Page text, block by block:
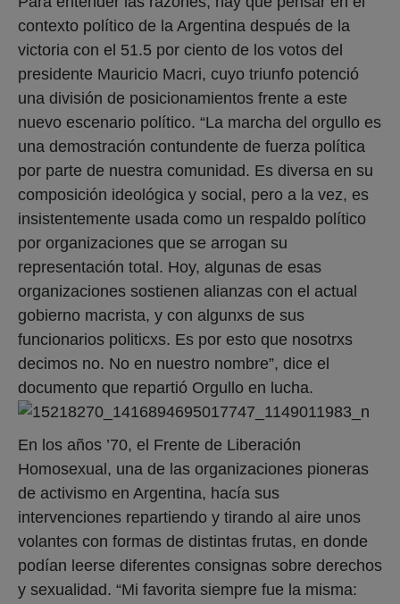
contexto político de la Argentina después de la
victoria con el 51.5 por ciento de los votos del
presidente Mauricio Macri, cuyo triunfo potenció
una división de posicionamientos frente a este
nuevo escenario político. “La marcha del orgullo es
una demostración contundente de fuerza política
por parte de nuestra comunidad. Es diversa en su
composición ideológica y social, pero a la vez, es
insistentemente usada como un respaldo político
por organizaciones que se arrogan su
representación total. Hoy, algunas de esas
organizaciones sostienen alianzas con el actual
gobierno macrista, y con algunxs de sus
funcionarios politicxs. Es por esto que nosotrxs
decimos no. No en nuestro nombre”, dice el
documento que repartió Orgullo en lucha.
En los años ’70, el Frente de Liberación
Homosexual, una de las organizaciones pioneras
de activismo en Argentina, hacía sus
intervenciones repartiendo y tirando al aire unos
volantes con formas de distintas frutas, en donde
podían leerse diferentes consignas sobre derechos
y sexualidad. “Mi favorita siempre fue la misma: